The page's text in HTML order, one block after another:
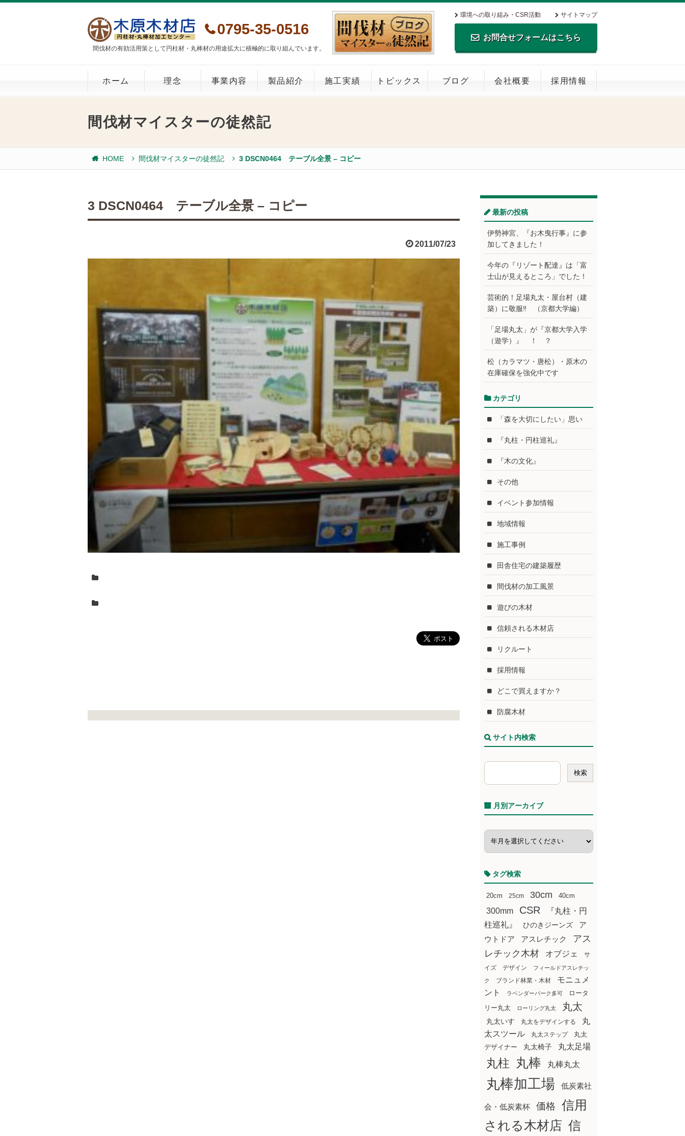
間伐材の有効活用策として円柱材・丸棒材の用途拡大に積極的に取り組んでいます。
0795-35-0516
環境への取り組み・CSR活動 サイトマップ
お問合せフォームはこちら
TEL.0795-35-0516 FAX.0795-35-
0269
ホーム 理念 事業内容 製品紹介 施工実績 トピックス ブログ 会社概要 採用情報
間伐材マイスターの徒然記
HOME 間伐材マイスターの徒然記 3 DSCN0464 テーブル全景 – コピー
3 DSCN0464 テーブル全景 – コピー
2011/07/23
最新の投稿
伊勢神宮、『お木曳行事』に参
加してきました！
今年の『リゾート配達』は「富
士山が見えるところ」でした！
芸術的！足場丸太・屋台村（建
築）に敬服‼ （京都大学編）
「足場丸太」が『京都大学入学
（遊学）』 ！ ？
松（カラマツ・唐松）・原木の
在庫確保を強化中です
カテゴリ
「森を大切にしたい」思い
『丸柱・円柱巡礼』
『木の文化』
その他
イベント参加情報
地域情報
施工事例
田舎住宅の建築履歴
間伐材の加工風景
遊びの木材
信頼される木材店
リクルート
採用情報
どこで買えますか？
防腐木材
サイト内検索
月別アーカイブ
タグ検索
20cm 25cm 30cm 40cm
300mm CSR
『丸柱・円
柱巡礼』
ひのきジーンズ
ア
ウトドア
アスレチック
アス
レチック木材
オブジェ
サ
イズ
デザイン フィールドアスレチッ
ク ブランド林業・木材
モニュメ
ント
ラベンダーパーク多可
ロータ
リー丸太
ローリング丸太 丸太
丸太いす 丸太をデザインする
丸
太スツール
丸太ステップ
丸太
デザイナー
丸太椅子 丸太足場
丸柱 丸棒 丸棒丸太
丸棒加工場 低炭素社
会・低炭素杯 価格
信用
される木材店 信